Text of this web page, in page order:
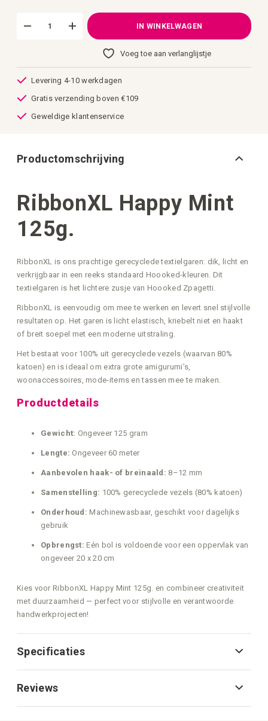
IN WINKELWAGEN
Voeg toe aan verlanglijstje
Levering 4-10 werkdagen
Gratis verzending boven €109
Geweldige klantenservice
Productomschrijving
RibbonXL Happy Mint
125g.
RibbonXL is ons prachtige gerecyclede textielgaren: dik, licht en
verkrijgbaar in een reeks standaard Hoooked-kleuren. Dit
textielgaren is het lichtere zusje van Hoooked Zpagetti.
RibbonXL is eenvoudig om mee te werken en levert snel stijlvolle
resultaten op. Het garen is licht elastisch, kriebelt niet en haakt
of breit soepel met een moderne uitstraling.
Het bestaat voor 100% uit gerecyclede vezels (waarvan 80%
katoen) en is ideaal om extra grote amigurumi’s,
woonaccessoires, mode-items en tassen mee te maken.
Productdetails
Gewicht: Ongeveer 125 gram
Lengte: Ongeveer 60 meter
Aanbevolen haak- of breinaald: 8–12 mm
Samenstelling: 100% gerecyclede vezels (80% katoen)
Onderhoud: Machinewasbaar, geschikt voor dagelijks
gebruik
Opbrengst: Eén bol is voldoende voor een oppervlak van
ongeveer 20 x 20 cm
Kies voor RibbonXL Happy Mint 125g. en combineer creativiteit
met duurzaamheid — perfect voor stijlvolle en verantwoorde
handwerkprojecten!
Specificaties
Reviews